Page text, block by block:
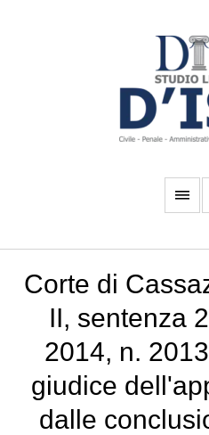
Corte di
II, sentenza
2014, n.
giudice
dalle